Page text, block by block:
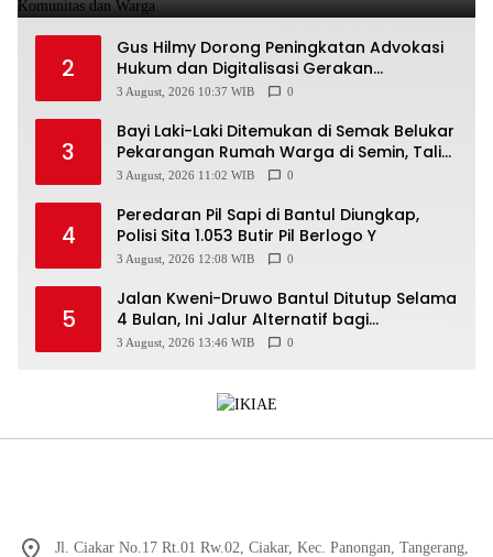
2
Gus Hilmy Dorong Peningkatan Advokasi
Hukum dan Digitalisasi Gerakan
Meningkatkan Kualitas PMII DIY
3 August, 2026 10:37 WIB 0
3
Bayi Laki-Laki Ditemukan di Semak Belukar
Pekarangan Rumah Warga di Semin, Tali
Pusar Masih Menempel
3 August, 2026 11:02 WIB 0
4
Peredaran Pil Sapi di Bantul Diungkap,
Polisi Sita 1.053 Butir Pil Berlogo Y
3 August, 2026 12:08 WIB 0
5
Jalan Kweni-Druwo Bantul Ditutup Selama
4 Bulan, Ini Jalur Alternatif bagi
Pengendara
3 August, 2026 13:46 WIB 0
Jl. Ciakar No.17 Rt.01 Rw.02, Ciakar, Kec. Panongan, Tangerang,